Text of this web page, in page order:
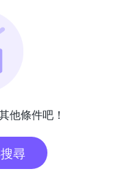
他條件吧！
尋